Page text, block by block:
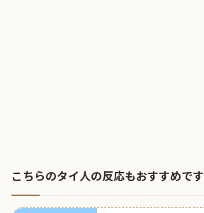
こちらのタイ人の反応もおすすめです